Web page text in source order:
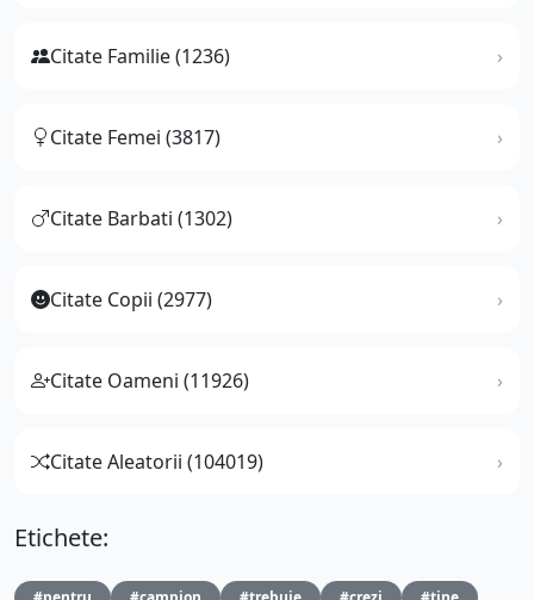
Citate Familie (1236)
Citate Femei (3817)
Citate Barbati (1302)
Citate Copii (2977)
Citate Oameni (11926)
Citate Aleatorii (104019)
Etichete: